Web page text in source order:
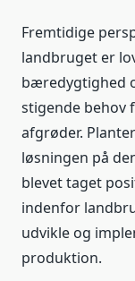
Fremtidige
landbruget er
bæredygtighed
stigende behov
afgrøder.
løsningen på
blevet taget
indenfor
udvikle og
produktion.